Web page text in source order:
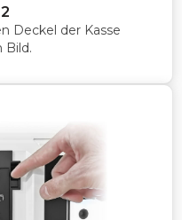
Deckel der Kasse
Bild.